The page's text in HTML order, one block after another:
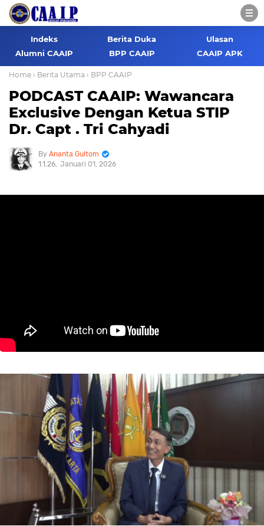
Indeks Berita Duka
Ulasan
Alumni CAAIP
BPP CAAIP CAAIP APK
Home › Berita Utama › BPP CAAIP
PODCAST CAAIP: Wawancara
Exclusive Dengan Ketua STIP
Dr. Capt . Tri Cahyadi
Ananta Gultom
1.1.26 Januari 01, 2026